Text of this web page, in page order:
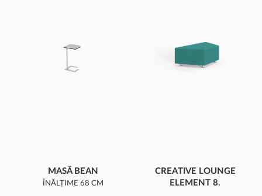
MASĂ BEAN
ÎNĂLȚIME 68 CM
CREATIVE LOUNGE
ELEMENT 8.